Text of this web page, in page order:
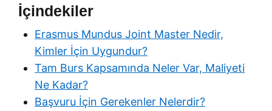
İçindekiler
Erasmus Mundus Joint Master Nedir,
Kimler İçin Uygundur?
Tam Burs Kapsamında Neler Var, Maliyeti
Ne Kadar?
Başvuru İçin Gerekenler Nelerdir?